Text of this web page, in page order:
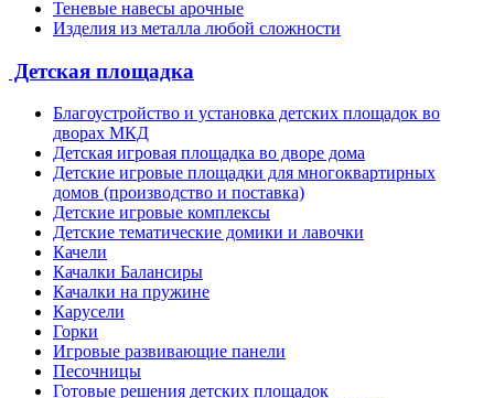
Теневые навесы арочные
Изделия из металла любой сложности
Детская площадка
Благоустройство и установка детских площадок во
дворах МКД
Детская игровая площадка во дворе дома
Детские игровые площадки для многоквартирных
домов (производство и поставка)
Детские игровые комплексы
Детские тематические домики и лавочки
Качели
Качалки Балансиры
Качалки на пружине
Карусели
Горки
Игровые развивающие панели
Песочницы
Готовые решения детских площадок